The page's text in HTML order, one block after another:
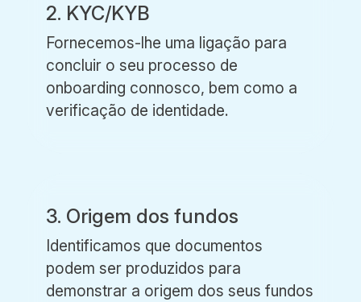
2. KYC/KYB
Fornecemos-lhe uma ligação para
concluir o seu processo de
onboarding connosco, bem como a
verificação de identidade.
3. Origem dos fundos
Identificamos que documentos
podem ser produzidos para
demonstrar a origem dos seus fundos